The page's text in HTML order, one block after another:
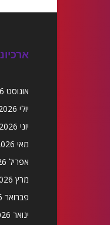
אוגוסט 2026
יולי 2026
יוני 2026
מאי 2026
אפריל 2026
מרץ 2026
פברואר 2026
ינואר 2026